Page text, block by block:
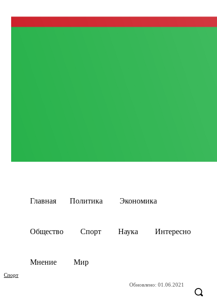
Главная Политика Экономика
Общество Спорт Наука Интересно
Мнение Мир
Спорт
Обновлено: 01.06.2021